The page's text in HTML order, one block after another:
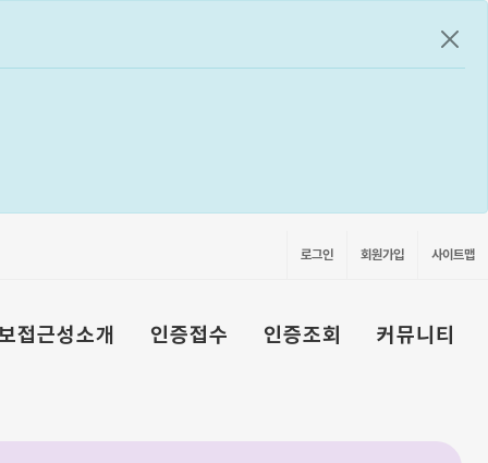
공지
로그인 회원가입 사이트맵
접근성소개 인증접수 인증조회 커뮤니티